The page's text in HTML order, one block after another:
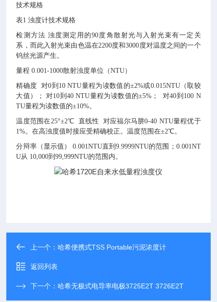
技术规格
表1 浊度计技术规格
检测方法 浊度测定用的90度角散射光与入射光束有一定关
系，而此入射光束由色温在2200度和3000度对温度之间的一个
钨丝光源产生。
量程 0.001-1000散射浊度单位（NTU）
精确度 对0到10 NTU量程为读数值的±2%或0.015NTU（取较
大值）； 对10到40 NTU量程为读数值的±5%； 对40到100 N
TU量程为读数值的±10%。
温度范围在25°±2℃ 直线性 对应福尔马肼0-40 NTU量程优于
1%。在高浊度值时接应受精确校正。温度范围在±2℃。
分辩率（显示值） 0.001NTU直到9.9999NTU的范围；0.001NT
U从 10,000到99,999NTU的范围内。
上一个：哈希便携式TSS Portable污泥浓度计
返回列表
下一个：哈希无极式电导率电极3725E2T 3726E2T